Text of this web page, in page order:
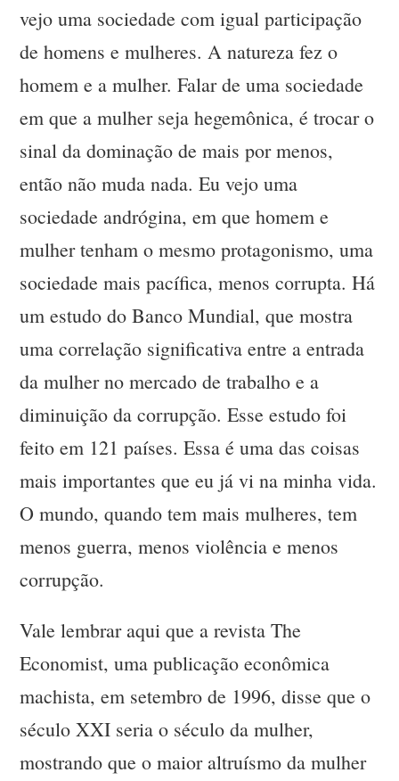
vejo uma sociedade com igual participação
de homens e mulheres. A natureza fez o
homem e a mulher. Falar de uma sociedade
em que a mulher seja hegemônica, é trocar o
sinal da dominação de mais por menos,
então não muda nada. Eu vejo uma
sociedade andrógina, em que homem e
mulher tenham o mesmo protagonismo, uma
sociedade mais pacífica, menos corrupta. Há
um estudo do Banco Mundial, que mostra
uma correlação significativa entre a entrada
da mulher no mercado de trabalho e a
diminuição da corrupção. Esse estudo foi
feito em 121 países. Essa é uma das coisas
mais importantes que eu já vi na minha vida.
O mundo, quando tem mais mulheres, tem
menos guerra, menos violência e menos
corrupção.
Vale lembrar aqui que a revista The
Economist, uma publicação econômica
machista, em setembro de 1996, disse que o
século XXI seria o século da mulher,
mostrando que o maior altruísmo da mulher